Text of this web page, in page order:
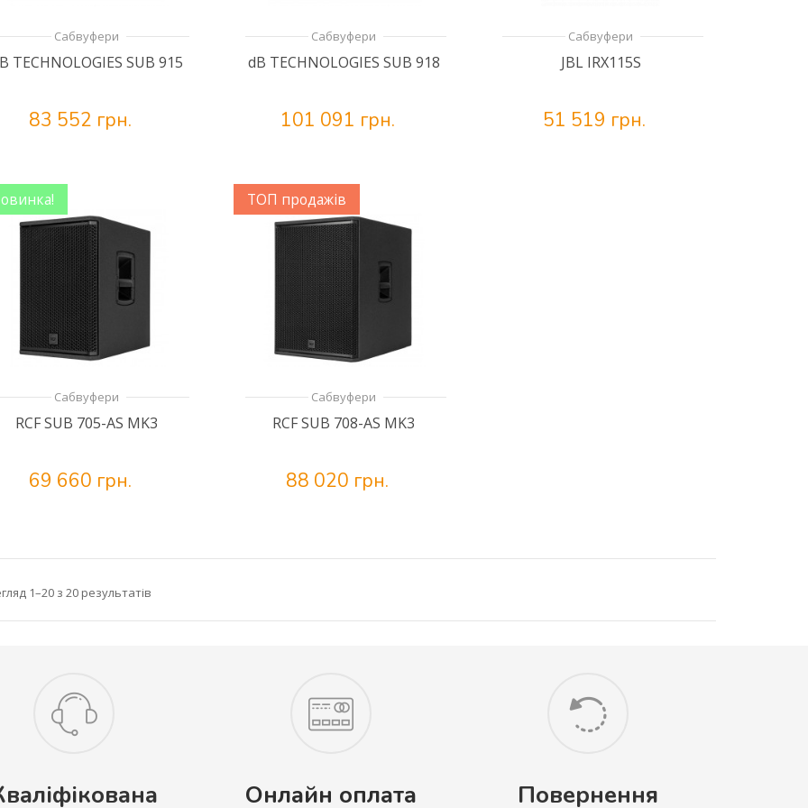
Сабвуфери
TECHNOLOGIES SUB 915
83 552 грн.
Сабвуфери
dB TECHNOLOGIES SUB 918
101 091 грн.
Сабвуфери
JBL IRX115S
51 519 грн.
Сабвуфери
RCF SUB 705-AS MK3
69 660 грн.
Сабвуфери
RCF SUB 708-AS MK3
88 020 грн.
ТОП продажів
1–20 з 20 результатів
Онлайн оплата Повернення